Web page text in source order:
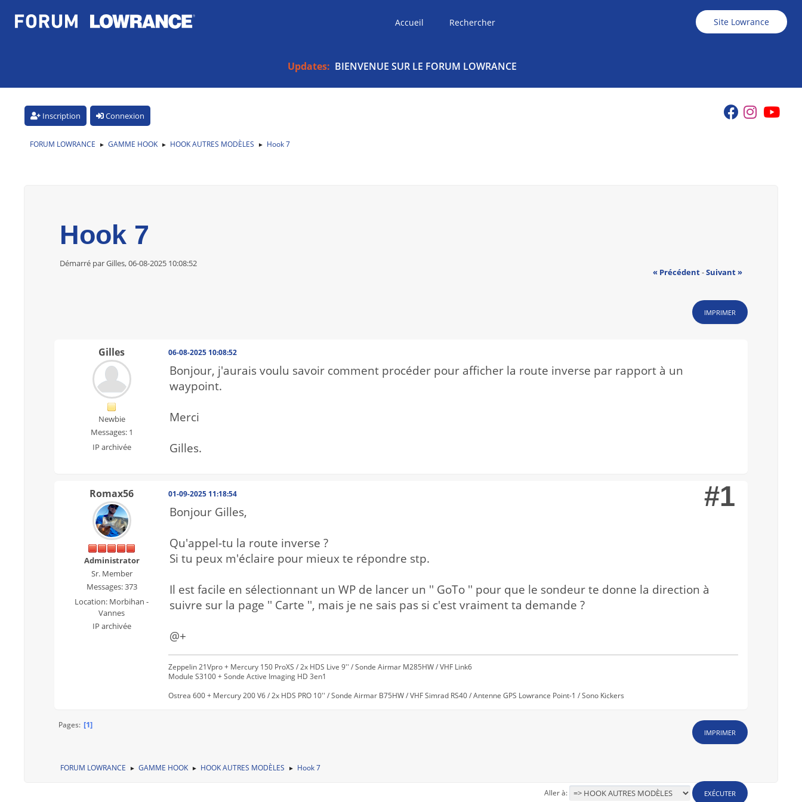
Accueil Rechercher Site Lowrance
Updates: BIENVENUE SUR LE FORUM LOWRANCE
Inscription Connexion
FORUM LOWRANCE ► GAMME HOOK ► HOOK AUTRES MODÈLES ► Hook 7
Hook 7
Démarré par Gilles, 06-08-2025 10:08:52
« Précédent-Suivant »
IMPRIMER
Gilles
Newbie
Messages: 1
IP archivée
06-08-2025 10:08:52
Bonjour, j'aurais voulu savoir comment procéder pour afficher la route inverse par rapport à un
waypoint.
Merci
Gilles.
Romax56
Administrator
Sr. Member
Messages: 373
Location: Morbihan -
Vannes
IP archivée
01-09-2025 11:18:54 #1
Bonjour Gilles,
Qu'appel-tu la route inverse ?
Si tu peux m'éclaire pour mieux te répondre stp.
Il est facile en sélectionnant un WP de lancer un '' GoTo '' pour que le sondeur te donne la direction à
suivre sur la page '' Carte '', mais je ne sais pas si c'est vraiment ta demande ?
@+
Zeppelin 21Vpro + Mercury 150 ProXS / 2x HDS Live 9'' / Sonde Airmar M285HW / VHF Link6
Module S3100 + Sonde Active Imaging HD 3en1
Ostrea 600 + Mercury 200 V6 / 2x HDS PRO 10'' / Sonde Airmar B75HW / VHF Simrad RS40 / Antenne GPS Lowrance Point-1 / Sono Kickers
IMPRIMER
Pages 1
FORUM LOWRANCE ► GAMME HOOK ► HOOK AUTRES MODÈLES ► Hook 7
Aller à